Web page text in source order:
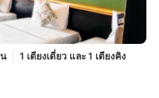
1 เตียงเดี่ยว และ 1 เตียงคิง